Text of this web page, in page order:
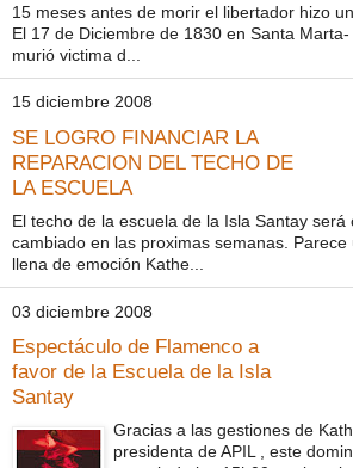
15 meses antes de morir el libertador hizo
El 17 de Diciembre de 1830 en Santa
murió victima d...
15 diciembre 2008
SE LOGRO FINANCIAR LA
REPARACION DEL TECHO DE
LA ESCUELA
El techo de la escuela de la Isla Santay será
cambiado en las proximas semanas. Parece
llena de emoción Kathe...
03 diciembre 2008
Espectáculo de Flamenco a
favor de la Escuela de la Isla
Santay
Gracias a las gestiones de
presidenta de APIL , este